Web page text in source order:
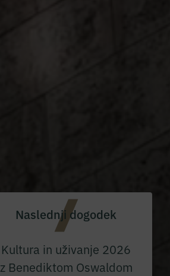
Naslednji dogodek
Kultura in uživanje 2026
z Benediktom Oswaldom